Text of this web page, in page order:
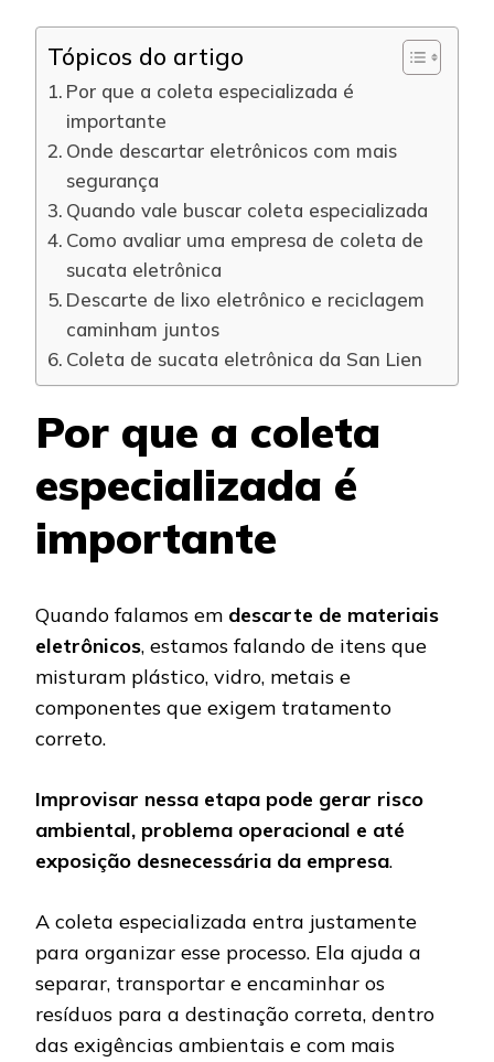
Tópicos do artigo
Por que a coleta especializada é
importante
Onde descartar eletrônicos com mais
segurança
Quando vale buscar coleta especializada
Como avaliar uma empresa de coleta de
sucata eletrônica
Descarte de lixo eletrônico e reciclagem
caminham juntos
Coleta de sucata eletrônica da San Lien
Por que a coleta
especializada é
importante
Quando falamos em descarte de materiais
eletrônicos, estamos falando de itens que
misturam plástico, vidro, metais e
componentes que exigem tratamento
correto.
Improvisar nessa etapa pode gerar risco
ambiental, problema operacional e até
exposição desnecessária da empresa.
A coleta especializada entra justamente
para organizar esse processo. Ela ajuda a
separar, transportar e encaminhar os
resíduos para a destinação correta, dentro
das exigências ambientais e com mais